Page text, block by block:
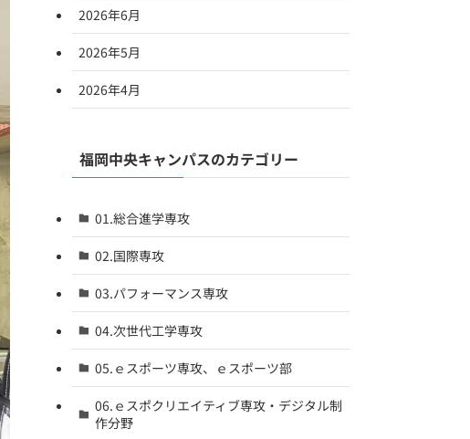
2026年6月
2026年5月
2026年4月
福岡中央キャンパスのカテゴリー
01.総合進学専攻
02.国際専攻
03.パフォーマンス専攻
04.次世代工学専攻
05.ｅスポーツ専攻、ｅスポーツ部
06.ｅスポクリエイティブ専攻・デジタル制
作分野